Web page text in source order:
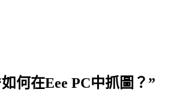
何在Eee PC中抓圖？”